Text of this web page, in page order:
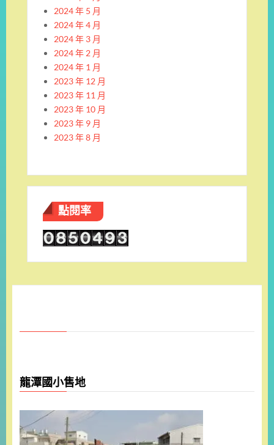
2024 年 5 月
2024 年 4 月
2024 年 3 月
2024 年 2 月
2024 年 1 月
2023 年 12 月
2023 年 11 月
2023 年 10 月
2023 年 9 月
2023 年 8 月
點閱率
龍潭國小售地